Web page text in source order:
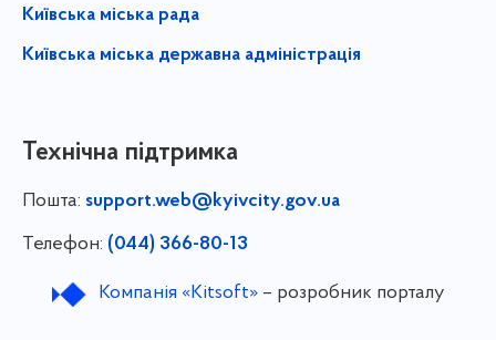
Київська міська рада
Київська міська державна адміністрація
Технічна підтримка
Пошта: support.web@kyivcity.gov.ua
Телефон: (044) 366-80-13
Компанія «Kitsoft»– розробник порталу